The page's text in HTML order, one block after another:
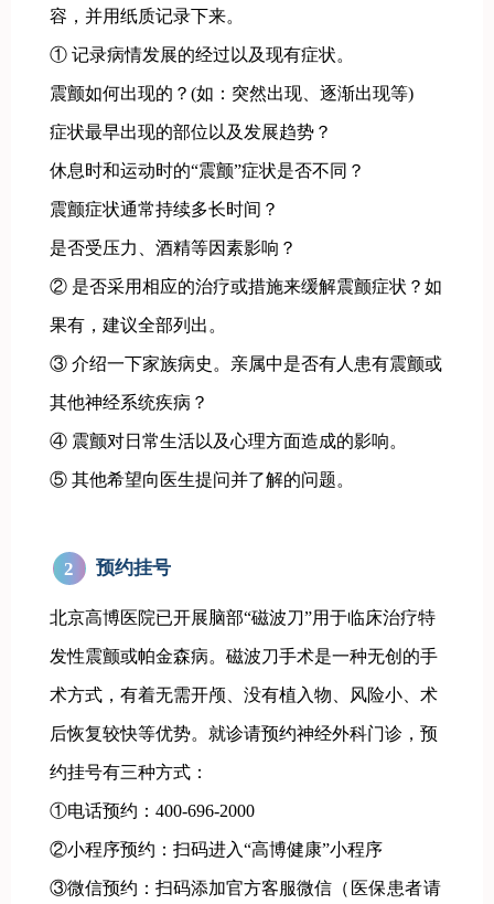
容，并用纸质记录下来。
① 记录病情发展的经过以及现有症状。
震颤如何出现的？(如：突然出现、逐渐出现等)
症状最早出现的部位以及发展趋势？
休息时和运动时的“震颤”症状是否不同？
震颤症状通常持续多长时间？
是否受压力、酒精等因素影响？
② 是否采用相应的治疗或措施来缓解震颤症状？如
果有，建议全部列出。
③ 介绍一下家族病史。亲属中是否有人患有震颤或
其他神经系统疾病？
④ 震颤对日常生活以及心理方面造成的影响。
⑤ 其他希望向医生提问并了解的问题。
2 预约挂号
北京高博医院已开展脑部“磁波刀”用于临床治疗特
发性震颤或帕金森病。磁波刀手术是一种无创的手
术方式，有着无需开颅、没有植入物、风险小、术
后恢复较快等优势。就诊请预约神经外科门诊，预
约挂号有三种方式：
①电话预约：400-696-2000
②小程序预约：扫码进入“高博健康”小程序
③微信预约：扫码添加官方客服微信 （医保患者请